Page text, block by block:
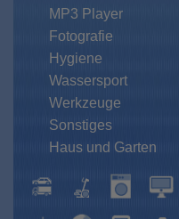
MP3 Player
Fotografie
Hygiene
Wassersport
Werkzeuge
Sonstiges
Haus und Garten